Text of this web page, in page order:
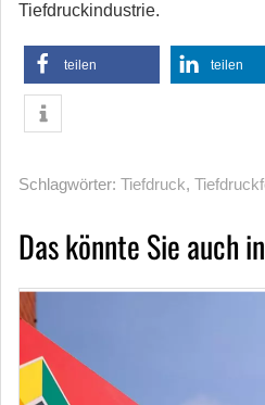
Tiefdruckindustrie.
teilen teilen
Schlagwörter: Tiefdruck,
Das könnte Sie auch